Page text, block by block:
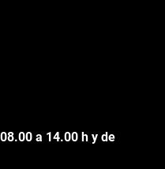
a 14.00 h y de